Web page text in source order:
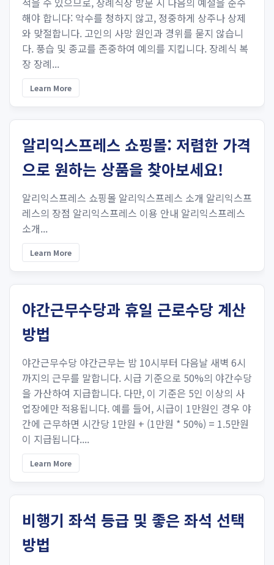
해야 합니다: 악수를 청하지 않고, 정중하게 상주나 상제
와 맞절합니다. 고인의 사망 원인과 경위를 묻지 않습니
다. 풍습 및 종교를 존중하여 예의를 지킵니다. 장례식 복
장 장례...
Learn More
알리익스프레스 쇼핑몰: 저렴한 가격
으로 원하는 상품을 찾아보세요!
알리익스프레스 쇼핑몰 알리익스프레스 소개 알리익스프
레스의 장점 알리익스프레스 이용 안내 알리익스프레스
소개...
Learn More
야간근무수당과 휴일 근로수당 계산
방법
야간근무수당 야간근무는 밤 10시부터 다음날 새벽 6시
까지의 근무를 말합니다. 시급 기준으로 50%의 야간수당
을 가산하여 지급합니다. 다만, 이 기준은 5인 이상의 사
업장에만 적용됩니다. 예를 들어, 시급이 1만원인 경우 야
간에 근무하면 시간당 1만원 + (1만원 * 50%) = 1.5만원
이 지급됩니다....
Learn More
비행기 좌석 등급 및 좋은 좌석 선택
방법